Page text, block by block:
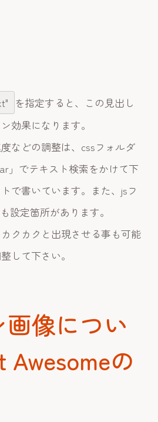
を指定すると、この見出し
効果になります。
などの調整は、cssフォルダ
」でテキスト検索をかけて下
で書いています。また、jsフ
設定箇所があります。
クカクと出現させる事も可能
して下さい。
像につい
Awesomeの